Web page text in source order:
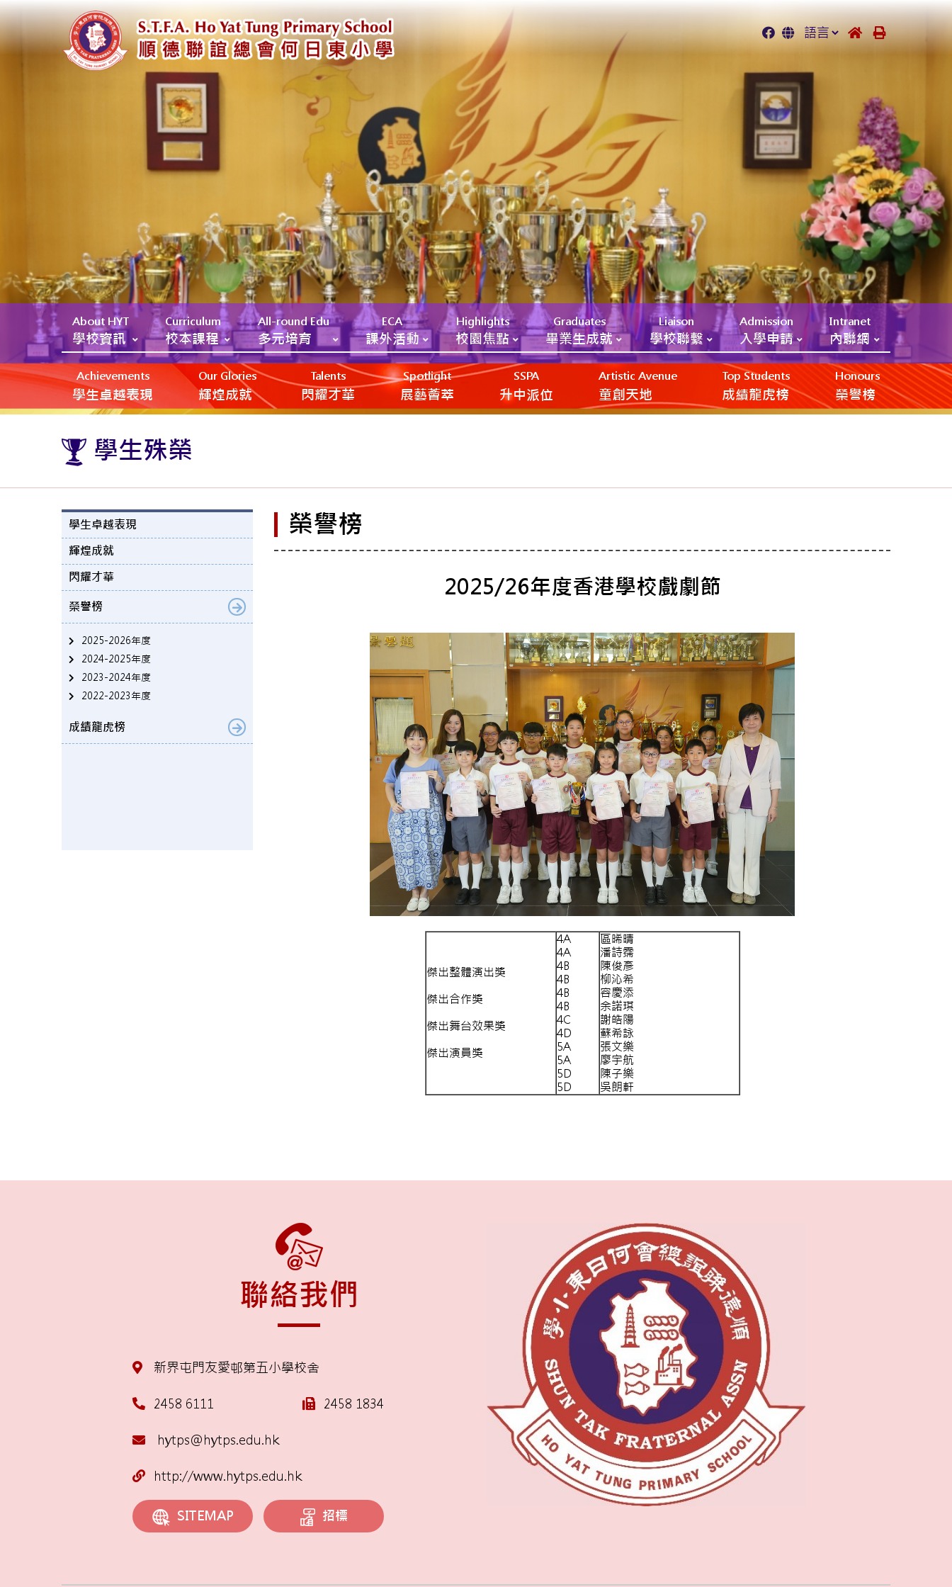
About HYT
學校資訊
Curriculum
校本課程
All-round Edu
多元培育
ECA
課外活動
Highlights
校園焦點
Graduates
畢業生成就
Liaison
學校聯繫
Admission
入學申請
Intranet
內聯網
Achievements
學生卓越表現
Our Glories
輝煌成就
Talents
閃耀才華
Spotlight
展藝薈萃
SSPA
升中派位
Artistic Avenue
‎‎‏‎ㅤ童創天地
Top Students
成績龍虎榜
Honours
榮譽榜
學生殊榮
學生卓越表現
輝煌成就
閃耀才華
榮譽榜
2025-2026年度
2024-2025年度
2023-2024年度
2022-2023年度
成績龍虎榜
榮譽榜
2025/26年度香港學校戲劇節
傑出整體演出獎
傑出合作獎
傑出舞台效果獎
傑出演員獎
4A
4A
4B
4B
4B
4B
4C
4D
5A
5A
5D
5D
區晞晴
潘詩霈
陳俊彥
柳沁希
容慶添
余諾琪
謝皓陽
蘇希詠
張文樂
廖宇航
陳子樂
吳朗軒
聯絡我們
新界屯門友愛邨第五小學校舍
2458 6111 2458 1834
hytps@hytps.edu.hk
http://www.hytps.edu.hk
SITEMAP 招標